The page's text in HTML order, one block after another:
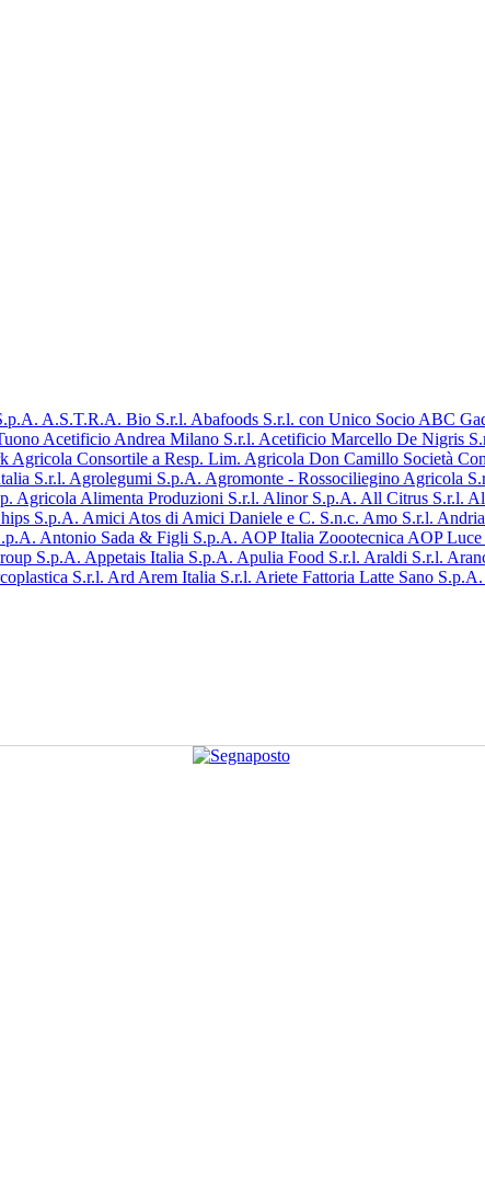
A.S.T.R.A. Bio S.r.l. Abafoods S.r.l. con Unico SocioABC
Acetificio Andrea Milano S.r.l. Acetificio Marcello De Nigris
Agricola Consortile a Resp. Lim. Agricola Don Camillo Società
S.r.l. Agrolegumi S.p.A. Agromonte - Rossociliegino Agricola
AgricolaAlimenta Produzioni S.r.l. Alinor S.p.A. All Citrus S.r.l.
S.p.A. Amici Atos di Amici Daniele e C. S.n.c. Amo S.r.l.
Antonio Sada & Figli S.p.A. AOP Italia ZoootecnicaAOP Luce
S.p.A. Appetais Italia S.p.A. Apulia Food S.r.l. Araldi S.r.l.
S.r.l. ArdArem Italia S.r.l. Ariete Fattoria Latte Sano S.p.A.